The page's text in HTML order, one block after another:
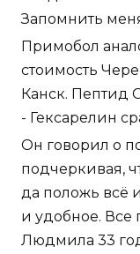
Запомнить
Примобол
стоимость
Канск. Пептид
- Гексарелин
Он говорил о
подчеркивая,
да положь всё
и удобное. Все
Людмила 33